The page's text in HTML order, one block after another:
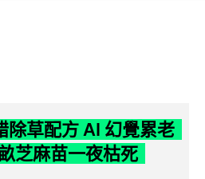
除草配方 AI 幻覺累老
芝麻苗一夜枯死